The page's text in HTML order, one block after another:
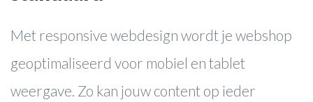
webwinkels
online marketing
webapplicaties
Met responsive webdesign wordt je webshop
geoptimaliseerd voor mobiel en tablet
weergave. Zo kan jouw content op ieder